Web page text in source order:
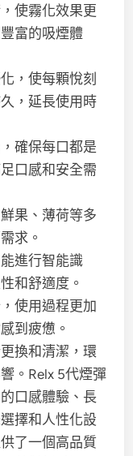
使霧化效果更
富的吸煙體
，使每顆悅刻
，延長使用時
確保每口都是
口感和安全需
果、薄荷等多
求。
進行智能識
和舒適度。
使用過程更加
到疲憊。
換和清潔，環
。Relx 5代煙彈
口感體驗、長
擇和人性化設
了一個高品質